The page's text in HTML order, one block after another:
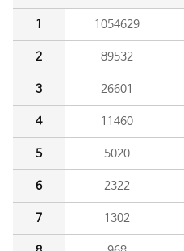
1 1054629
2 89532
3 26601
4 11460
5 5020
6 2322
7 1302